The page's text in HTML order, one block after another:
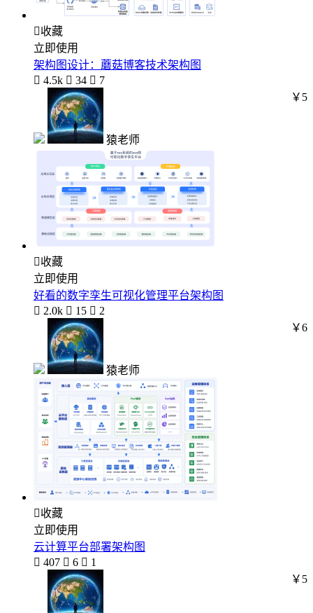
收藏
立即使用
架构图设计：蘑菇博客技术架构图
 4.5k  34  7
猿老师
￥5
收藏
立即使用
好看的数字孪生可视化管理平台架构图
 2.0k  15  2
猿老师
￥6
收藏
立即使用
云计算平台部署架构图
 407  6  1
￥5